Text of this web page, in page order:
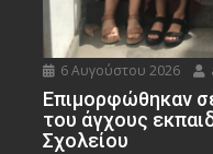
6 Αυγούστου 2026
Eπιμορφώθηκαν
του άγχους
Σχολείου